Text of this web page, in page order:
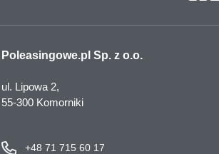
Poleasingowe.pl Sp. z o.o.
ul. Lipowa 2,
55-300 Komorniki
+48 71 715 60 17